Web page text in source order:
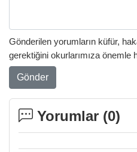
Gönderilen yorumların küfür,
gerektiğini okurlarımıza önemle
Gönder
Yorumlar (0)